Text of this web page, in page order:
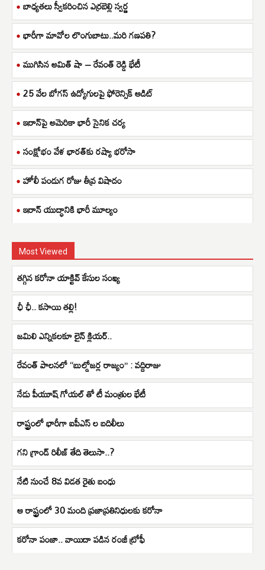
బాధ్యతలు స్వీకరించిన ఎర్రబెల్లి స్వర్ణ
భారీగా మావోల లొంగుబాటు..మరి గణపతి?
ముగిసిన అమిత్ షా – రేవంత్ రెడ్డి భేటీ
25 వేల బోగస్ ఉద్యోగులపై ఫోరెన్సిక్ ఆడిట్
ఇరాన్‌పై అమెరికా భారీ సైనిక చర్య
సంక్షోభం వేళ భారత్‌కు రష్యా భరోసా
హోలీ పండుగ రోజు తీవ్ర విషాదం
ఇరాన్ యుద్ధానికి భారీ మూల్యం
Most Viewed
తగ్గిన కరోనా యాక్టివ్ కేసుల సంఖ్య
ఛీ ఛీ.. కసాయి తల్లి!
జమిలి ఎన్నికలకూ లైన్ క్లియర్..
రేవంత్ పాలనలో “బుల్డోజర్ల రాజ్యం” : వద్దిరాజు
నేడు పీయూష్ గోయల్ తో టీ మంత్రుల భేటీ
రాష్ట్రంలో భారీగా ఐపీఎస్ ల బదిలీలు
గని గ్రాండ్ రిలీజ్ తేది తెలుసా..?
నేటి నుంచే 8వ విడత రైతు బంధు
ఆ రాష్ట్రంలో 30 మంది ప్రజాప్రతినిధులకు కరోనా
కరోనా పంజా.. వాయిదా పడిన రంజీ ట్రోఫీ